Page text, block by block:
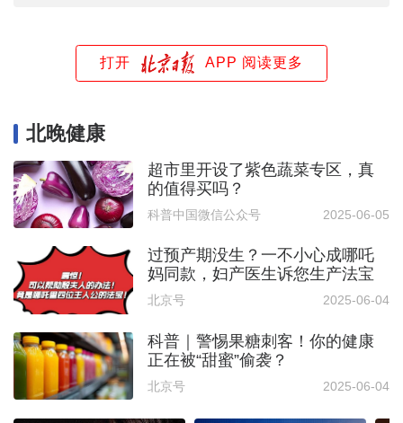
打开 APP 阅读更多
北晚健康
超市里开设了紫色蔬菜专区，真
的值得买吗？
科普中国微信公众号 2025-06-05
过预产期没生？一不小心成哪吒
妈同款，妇产医生诉您生产法宝
北京号 2025-06-04
科普｜警惕果糖刺客！你的健康
正在被“甜蜜”偷袭？
北京号 2025-06-04